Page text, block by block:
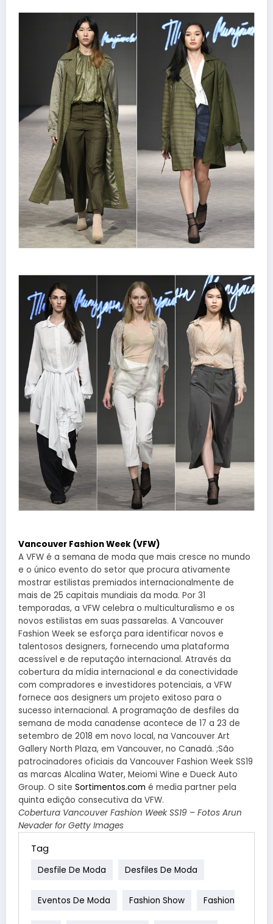
Vancouver Fashion Week (VFW)
A VFW é a semana de moda que mais cresce no mundo
e o único evento do setor que procura ativamente
mostrar estilistas premiados internacionalmente de
mais de 25 capitais mundiais da moda. Por 31
temporadas, a VFW celebra o multiculturalismo e os
novos estilistas em suas passarelas. A Vancouver
Fashion Week se esforça para identificar novos e
talentosos designers, fornecendo uma plataforma
acessível e de reputação internacional. Através da
cobertura da mídia internacional e da conectividade
com compradores e investidores potenciais, a VFW
fornece aos designers um projeto exitoso para o
sucesso internacional. A programação de desfiles da
semana de moda canadense acontece de 17 a 23 de
setembro de 2018 em novo local, na Vancouver Art
Gallery North Plaza, em Vancouver, no Canadá. ;São
patrocinadores oficiais da Vancouver Fashion Week SS19
as marcas Alcalina Water, Meiomi Wine e Dueck Auto
Group. O site Sortimentos.com é media partner pela
quinta edição consecutiva da VFW.
Cobertura Vancouver Fashion Week SS19 – Fotos Arun
Nevader for Getty Images
Tag
Desfile De Moda Desfiles De Moda
Eventos De Moda Fashion Show Fashion